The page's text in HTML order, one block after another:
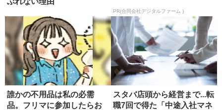
PR(合同会社デジタルファーム )
誰かの不用品は私の必需
品。フリマに参加したらお
スタバ店頭から経営まで...転
職7回で得た「中途入社マネ